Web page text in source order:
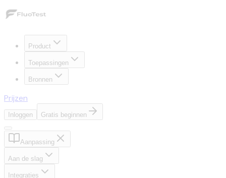
Product
Toepassingen
Bronnen
Prijzen
Inloggen Gratis beginnen
Aanpassing
Aan de slag
Integraties